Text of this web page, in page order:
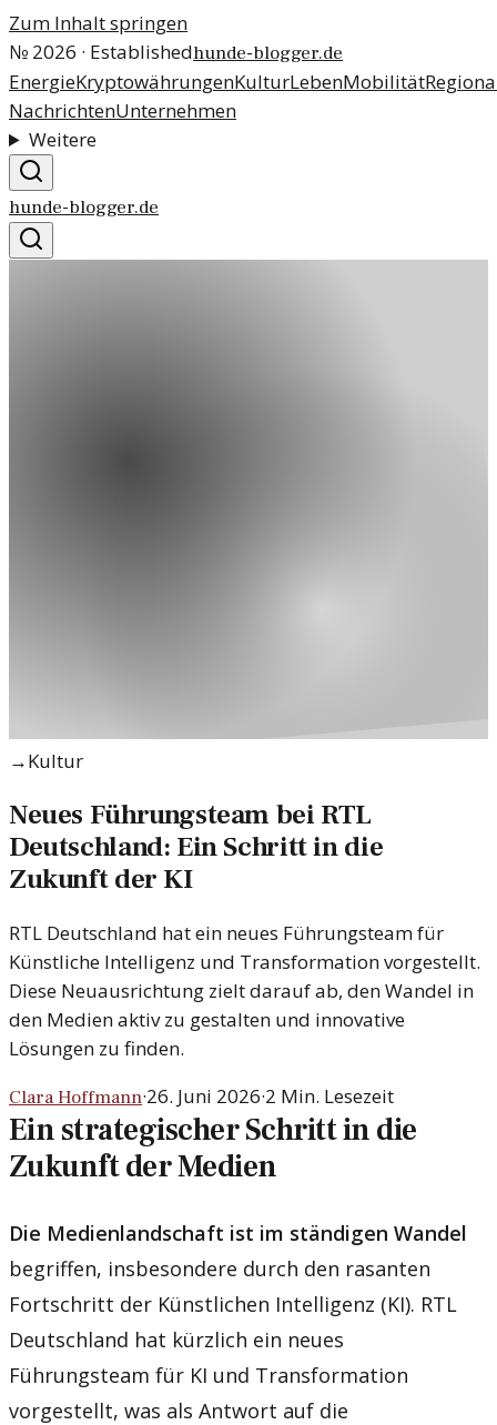
Zum Inhalt springen
№ 2026 · Establishedhunde-blogger.de
EnergieKryptowährungenKulturLebenMobilität
NachrichtenUnternehmen
Weitere
hunde-blogger.de
→Kultur
Neues Führungsteam bei RTL
Deutschland: Ein Schritt in die
Zukunft der KI
RTL Deutschland hat ein neues Führungsteam für
Künstliche Intelligenz und Transformation vorgestellt.
Diese Neuausrichtung zielt darauf ab, den Wandel in
den Medien aktiv zu gestalten und innovative
Lösungen zu finden.
Clara Hoffmann·26. Juni 2026·2 Min. Lesezeit
Ein strategischer Schritt in die
Zukunft der Medien
Die Medienlandschaft ist im ständigen Wandel
begriffen, insbesondere durch den rasanten
Fortschritt der Künstlichen Intelligenz (KI). RTL
Deutschland hat kürzlich ein neues
Führungsteam für KI und Transformation
vorgestellt, was als Antwort auf die